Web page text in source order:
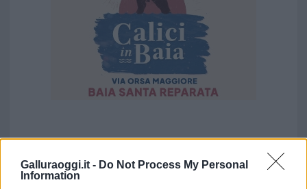
Galluraoggi.it - Do Not Process My Personal
Information